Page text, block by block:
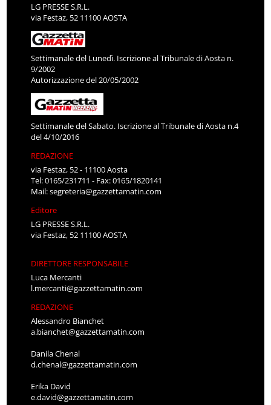
LG PRESSE S.R.L.
via Festaz, 52 11100 AOSTA
Settimanale del Lunedì. Iscrizione al Tribunale di Aosta n.
9/2002
Autorizzazione del 20/05/2002
Settimanale del Sabato. Iscrizione al Tribunale di Aosta n.4
del 4/10/2016
REDAZIONE
via Festaz, 52 - 11100 Aosta
Tel: 0165/231711 - Fax: 0165/1820141
Mail:segreteria@gazzettamatin.com
Editore
LG PRESSE S.R.L.
via Festaz, 52 11100 AOSTA
DIRETTORE RESPONSABILE
Luca Mercanti
l.mercanti@gazzettamatin.com
REDAZIONE
Alessandro Bianchet
a.bianchet@gazzettamatin.com
Danila Chenal
d.chenal@gazzettamatin.com
Erika David
e.david@gazzettamatin.com